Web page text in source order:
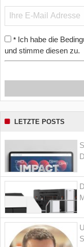
* Ich habe die
und stimme diesen zu.
LETZTE POSTS